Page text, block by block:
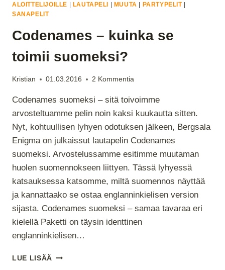
ALOITTELIJOILLE | LAUTAPELI | MUUTA | PARTYPELIT|
SANAPELIT
Codenames – kuinka se
toimii suomeksi?
Kristian 01.03.2016 2 Kommentia
Codenames suomeksi – sitä toivoimme
arvosteltuamme pelin noin kaksi kuukautta sitten.
Nyt, kohtuullisen lyhyen odotuksen jälkeen, Bergsala
Enigma on julkaissut lautapelin Codenames
suomeksi. Arvostelussamme esitimme muutaman
huolen suomennokseen liittyen. Tässä lyhyessä
katsauksessa katsomme, miltä suomennos näyttää
ja kannattaako se ostaa englanninkielisen version
sijasta. Codenames suomeksi – samaa tavaraa eri
kielellä Paketti on täysin identtinen
englanninkielisen…
LUE LISÄÄ CODENAMES